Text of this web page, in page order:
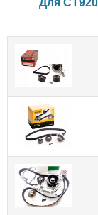
Для